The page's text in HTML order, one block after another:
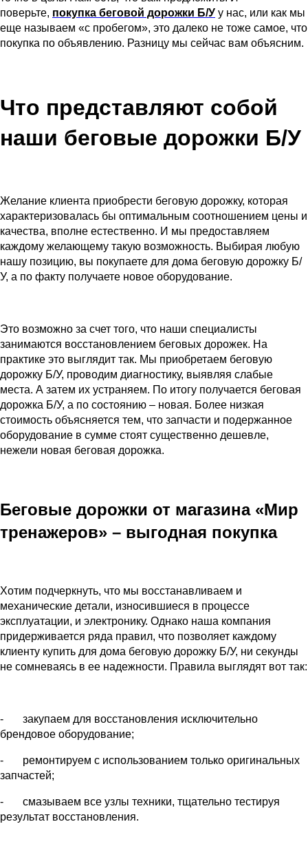
поверьте, покупка беговой дорожки Б/У у нас, или как мы
еще называем «с пробегом», это далеко не тоже самое, что
покупка по объявлению. Разницу мы сейчас вам объясним.
Что представляют собой
наши беговые дорожки Б/У
Желание клиента приобрести беговую дорожку, которая
характеризовалась бы оптимальным соотношением цены и
качества, вполне естественно. И мы предоставляем
каждому желающему такую возможность. Выбирая любую
нашу позицию, вы покупаете для дома беговую дорожку Б/
У, а по факту получаете новое оборудование.
Это возможно за счет того, что наши специалисты
занимаются восстановлением беговых дорожек. На
практике это выглядит так. Мы приобретаем беговую
дорожку Б/У, проводим диагностику, выявляя слабые
места. А затем их устраняем. По итогу получается беговая
дорожка Б/У, а по состоянию – новая. Более низкая
стоимость объясняется тем, что запчасти и подержанное
оборудование в сумме стоят существенно дешевле,
нежели новая беговая дорожка.
Беговые дорожки от магазина «Мир
тренажеров» – выгодная покупка
Хотим подчеркнуть, что мы восстанавливаем и
механические детали, износившиеся в процессе
эксплуатации, и электронику. Однако наша компания
придерживается ряда правил, что позволяет каждому
клиенту купить для дома беговую дорожку Б/У, ни секунды
не сомневаясь в ее надежности. Правила выглядят вот так:
- закупаем для восстановления исключительно
брендовое оборудование;
- ремонтируем с использованием только оригинальных
запчастей;
- смазываем все узлы техники, тщательно тестируя
результат восстановления.